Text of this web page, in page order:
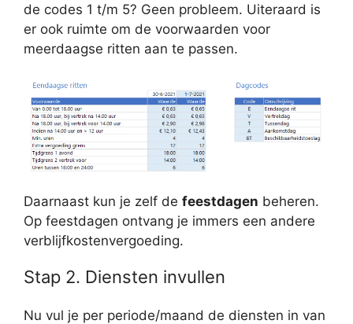
de codes 1 t/m 5? Geen probleem. Uiteraard is
er ook ruimte om de voorwaarden voor
meerdaagse ritten aan te passen.
Daarnaast kun je zelf de feestdagen beheren.
Op feestdagen ontvang je immers een andere
verblijfkostenvergoeding.
Stap 2. Diensten invullen
Nu vul je per periode/maand de diensten in van